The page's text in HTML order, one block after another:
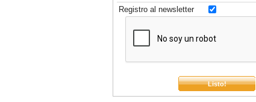
Registro al newsletter